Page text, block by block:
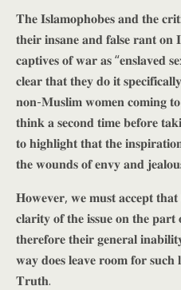
𝐓𝐡𝐞 𝐈𝐬𝐥𝐚𝐦𝐨𝐩𝐡𝐨𝐛𝐞𝐬 𝐚𝐧𝐝 𝐭𝐡𝐞
𝐭𝐡𝐞𝐢𝐫 𝐢𝐧𝐬𝐚𝐧𝐞 𝐚𝐧𝐝 𝐟𝐚𝐥𝐬𝐞 𝐫𝐚𝐧𝐭
𝐜𝐚𝐩𝐭𝐢𝐯𝐞𝐬 𝐨𝐟 𝐰𝐚𝐫 𝐚𝐬 “𝐞𝐧𝐬𝐥𝐚𝐯𝐞𝐝
𝐜𝐥𝐞𝐚𝐫 𝐭𝐡𝐚𝐭 𝐭𝐡𝐞𝐲 𝐝𝐨 𝐢𝐭
𝐧𝐨𝐧-𝐌𝐮𝐬𝐥𝐢𝐦 𝐰𝐨𝐦𝐞𝐧 𝐜𝐨𝐦𝐢𝐧𝐠 𝐭𝐨
𝐭𝐡𝐢𝐧𝐤 𝐚 𝐬𝐞𝐜𝐨𝐧𝐝 𝐭𝐢𝐦𝐞 𝐛𝐞𝐟𝐨𝐫𝐞
𝐭𝐨 𝐡𝐢𝐠𝐡𝐥𝐢𝐠𝐡𝐭 𝐭𝐡𝐚𝐭 𝐭𝐡𝐞
𝐭𝐡𝐞 𝐰𝐨𝐮𝐧𝐝𝐬 𝐨𝐟 𝐞𝐧𝐯𝐲 𝐚𝐧𝐝
𝐇𝐨𝐰𝐞𝐯𝐞𝐫, 𝐰𝐞 𝐦𝐮𝐬𝐭 𝐚𝐜𝐜𝐞𝐩𝐭 𝐭𝐡𝐚𝐭
𝐜𝐥𝐚𝐫𝐢𝐭𝐲 𝐨𝐟 𝐭𝐡𝐞 𝐢𝐬𝐬𝐮𝐞 𝐨𝐧 𝐭𝐡𝐞
𝐭𝐡𝐞𝐫𝐞𝐟𝐨𝐫𝐞 𝐭𝐡𝐞𝐢𝐫 𝐠𝐞𝐧𝐞𝐫𝐚𝐥
𝐰𝐚𝐲 𝐝𝐨𝐞𝐬 𝐥𝐞𝐚𝐯𝐞 𝐫𝐨𝐨𝐦 𝐟𝐨𝐫 𝐬𝐮𝐜𝐡
𝐓𝐫𝐮𝐭𝐡.